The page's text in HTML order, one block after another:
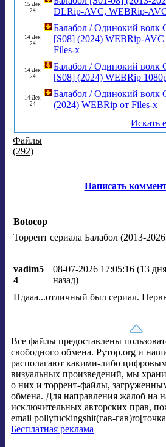
15 Дек
24
DLRip-AVC, WEBRip-
14 Дек
24
Балабол / Одинокий волк
[S08] (2024) WEBRip-AVC
Files-х
14 Дек
24
Балабол / Одинокий волк
[S08] (2024) WEBRip
14 Дек
24
Балабол / Одинокий волк
(2024) WEBRip от Files-х
Искать
Файлы
(292)
Написать
Botocop
Торрент сериала Балабол (2013-
vadim5
4
08-07-2026 17:05:16 (13 дня
назад)
Ндааа...отличный был сериал.
Все файлы предоставлены
свободного обмена. Рутор.org и
располагают какими-либо
визуальных произведений, мы
о них и торрент-файлы,
обмена. Для направления жалоб на
исключительных авторских прав,
email pollyfuckingshit(гав-
Бесплатная реклама